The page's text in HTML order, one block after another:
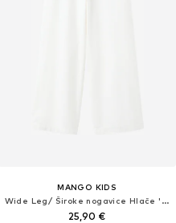
MANGO KIDS
Wide Leg/ Široke nogavice Hlače 'KATASET'
25,90 €